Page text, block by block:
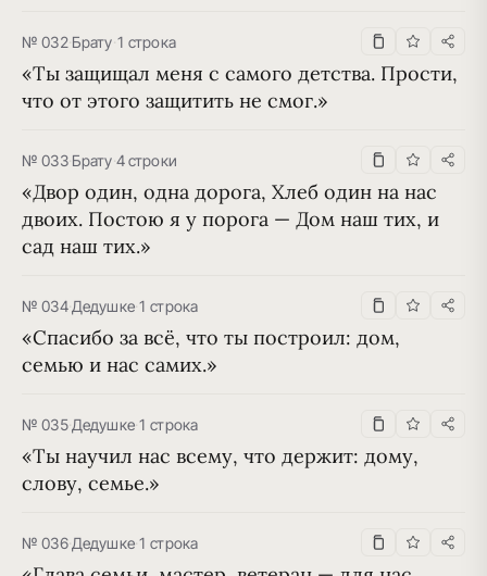
№ 032·Брату·1 строка
«Ты защищал меня с самого детства. Прости,
что от этого защитить не смог.»
№ 033·Брату·4 строки
«Двор один, одна дорога, Хлеб один на нас
двоих. Постою я у порога — Дом наш тих, и
сад наш тих.»
№ 034·Дедушке·1 строка
«Спасибо за всё, что ты построил: дом,
семью и нас самих.»
№ 035·Дедушке·1 строка
«Ты научил нас всему, что держит: дому,
слову, семье.»
№ 036·Дедушке·1 строка